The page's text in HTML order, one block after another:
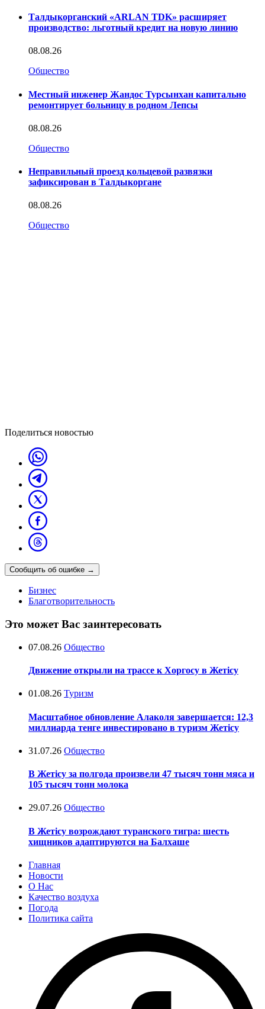
Талдыкорганский «ARLAN TDK» расширяет
производство: льготный кредит на новую линию
08.08.26
Общество
Местный инженер Жандос Турсынхан капитально
ремонтирует больницу в родном Лепсы
08.08.26
Общество
Неправильный проезд кольцевой развязки
зафиксирован в Талдыкоргане
08.08.26
Общество
Поделиться новостью
Сообщить об ошибке →
Бизнес
Благотворительность
Это может Вас заинтересовать
07.08.26 Общество
Движение открыли на трассе к Хоргосу в Жетісу
01.08.26 Туризм
Масштабное обновление Алаколя завершается: 12,3
миллиарда тенге инвестировано в туризм Жетісу
31.07.26 Общество
В Жетісу за полгода произвели 47 тысяч тонн мяса и
105 тысяч тонн молока
29.07.26 Общество
В Жетісу возрождают туранского тигра: шесть
хищников адаптируются на Балхаше
Главная
Новости
О Нас
Качество воздуха
Погода
Политика сайта